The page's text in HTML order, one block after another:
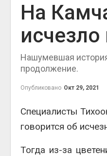
На
Нашумевшая
продолжение.
Опубликовано Окт 29, 2021
Специалисты
говорится об
Тогда из-за